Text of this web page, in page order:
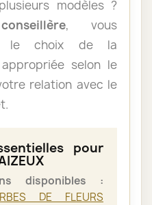
modèles ?
, vous
le choix de la
selon le
relation avec le
pour
disponibles :
DE FLEURS